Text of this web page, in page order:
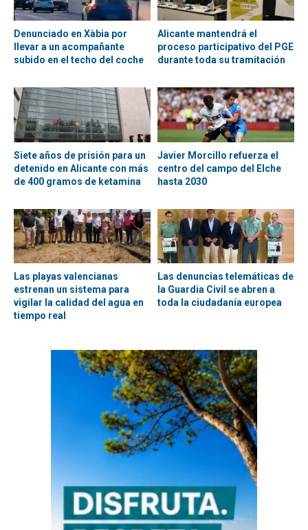
Denunciado en Xàbia por
llevar a un acompañante
subido en el techo del coche
Alicante mantendrá el
proceso participativo del PGE
durante toda su tramitación
Siete años de prisión para un
detenido en Alicante con más
de 400 gramos de ketamina
Javier Morcillo refuerza el
centro del campo del Elche
hasta 2030
Las playas valencianas
estrenan un sistema para
vigilar la calidad del agua en
tiempo real
Las denuncias telemáticas de
la Guardia Civil se abren a
toda la ciudadanía europea